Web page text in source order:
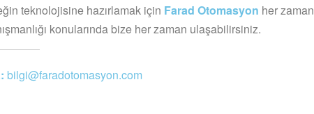
teknolojisine hazırlamak için Farad Otomasyon her zaman
konularında bize her zaman ulaşabilirsiniz.
bilgi@faradotomasyon.com